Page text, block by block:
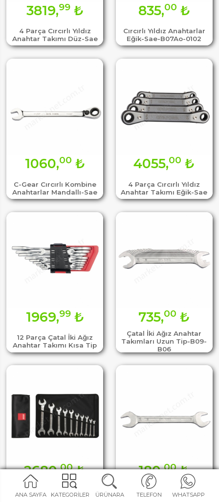
ANA SAYFA KATEGORİLER ÜRÜNARA TELEFON WHATSAPP
4 Parça Cırcırlı Yıldız
Anahtar Takımı Düz-Sae
3819,99₺
Cırcırlı Yıldız Anahtarlar
Eğik-Sae-B07Ao-0102
835,00 ₺
C-Gear Cırcırlı Kombine
Anahtarlar Mandallı-Sae
1060,00 ₺
4 Parça Cırcırlı Yıldız
Anahtar Takımı Eğik-Sae
4055,00 ₺
12 Parça Çatal İki Ağız
Anahtar Takımı Kısa Tip
1969,99₺
Çatal İki Ağız Anahtar
Takımları Uzun Tip-B09-
B06
735,00 ₺
10 Parça Çatal İki Ağız
Anahtar Takımı-Sae
2680,00₺
Çatal İki Ağız Anahtarlar
Uzun Tip-B09-1819
180,00₺